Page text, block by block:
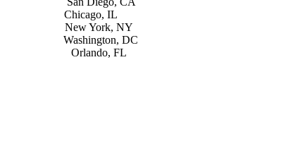
Chicago, IL
New York, NY
DC
Orlando, FL